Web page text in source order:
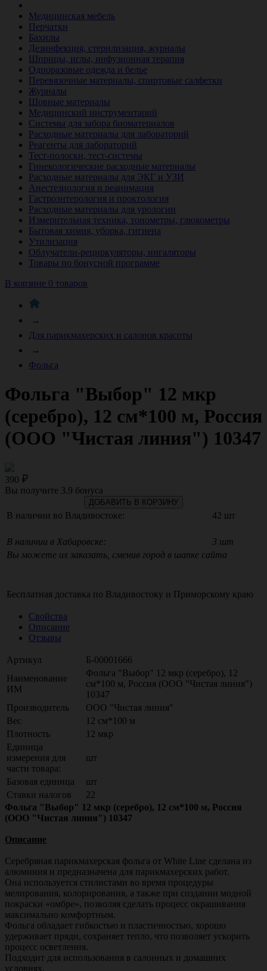
Медицинская мебель
Перчатки
Бахилы
Дезинфекция, стерилизация, журналы
Шприцы, иглы, инфузионная терапия
Одноразовые одежда и белье
Перевязочные материалы, спиртовые салфетки
Журналы
Шовные материалы
Медицинский инструментарий
Системы для забора биоматериалов
Расходные материалы для лабораторий
Реагенты для лабораторий
Тест-полоски, тест-системы
Гинекологические расходные материалы
Расходные материалы для ЭКГ и УЗИ
Анестезиология и реанимация
Гастроэнтерология и проктология
Расходные материалы для урологии
Измерительная техника, тонометры, глюкометры
Бытовая химия, уборка, гигиена
Утилизация
Облучатели-рециркуляторы, ингаляторы
Товары по бонусной программе
В корзине 0 товаров
→
Для парикмахерских и салонов красоты
→
Фольга
Фольга "Выбор" 12 мкр
(серебро), 12 см*100 м, Россия
(ООО "Чистая линия") 10347
390
Вы получите 3.9 бонуса
ДОБАВИТЬ В КОРЗИНУ
В наличии во Владивостоке: 42 шт
В наличии в Хабаровске:
3 шт
Вы можете их заказать, сменив город в шапке сайта
Бесплатная доставка по Владивостоку и Приморскому краю
Свойства
Описание
Отзывы
Артикул
Б-00001666
Наименование
ИМ
Фольга "Выбор" 12 мкр (серебро), 12
см*100 м, Россия (ООО "Чистая линия")
10347
Производитель
ООО "Чистая линия"
Вес
12 см*100 м
Плотность
12 мкр
Единица
измерения для
части товара:
шт
Базовая единица
шт
Ставки налогов
22
Фольга "Выбор" 12 мкр (серебро), 12 см*100 м, Россия
(ООО "Чистая линия") 10347
Описание
Серебряная парикмахерская фольга от White Line сделана из
алюминия и предназначена для парикмахерских работ.
Она используется стилистами во время процедуры
мелирования, колорирования, а также при создании модной
покраски «омбре», позволяя сделать процесс окрашивания
максимально комфортным.
Фольга обладает гибкостью и пластичностью, хорошо
удерживает пряди, сохраняет тепло, что позволяет ускорить
процесс осветления.
Подходит для использования в салонных и домашних
условиях.